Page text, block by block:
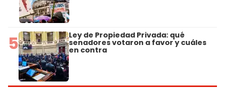
5 Ley de Propiedad Privada: qué
senadores votaron a favor y cuáles
en contra